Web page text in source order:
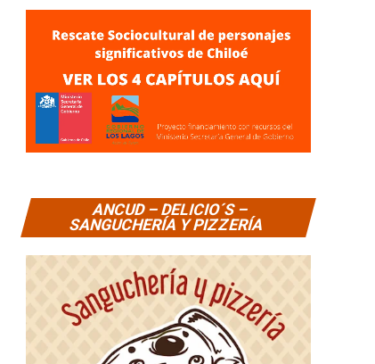
ANCUD – DELICIO´S –
SANGUCHERÍA Y PIZZERÍA